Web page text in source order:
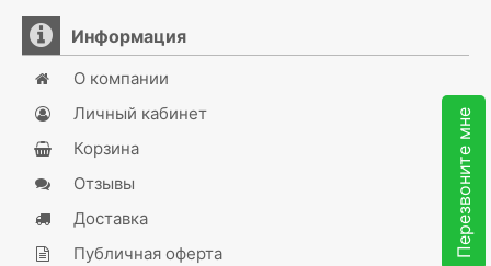
Перезвоните мне
Информация
О компании
Личный кабинет
Корзина
Отзывы
Доставка
Публичная оферта